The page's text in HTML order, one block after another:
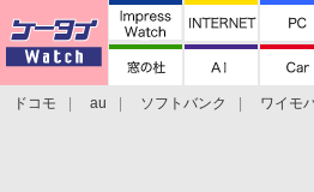
ドコモ au ソフトバンク
ワイモ